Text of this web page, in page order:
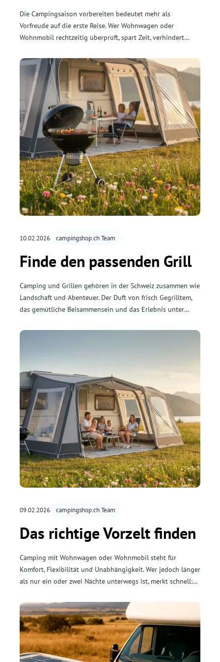
Die Campingsaison vorbereiten bedeutet mehr als
Vorfreude auf die erste Reise. Wer Wohnwagen oder
Wohnmobil rechtzeitig überprüft, spart Zeit, verhindert
10.02.2026 campingshop.ch Team
Finde den passenden Grill
Camping und Grillen gehören in der Schweiz zusammen wie
Landschaft und Abenteuer. Der Duft von frisch Gegrilltem,
das gemütliche Beisammensein und das Erlebnis unter
unvergesslich. Ob mit Zelt, Wohnmobil oder Camper – der
09.02.2026 campingshop.ch Team
Das richtige Vorzelt finden
Camping mit Wohnwagen oder Wohnmobil steht für
Komfort, Flexibilität und Unabhängigkeit. Wer jedoch länger
als nur ein oder zwei Nächte unterwegs ist, merkt schnell:
Vorzelt erweitert den Wohnbereich, schafft Ordnung und
erhöht den Komfort bei jeder Wetterlage.